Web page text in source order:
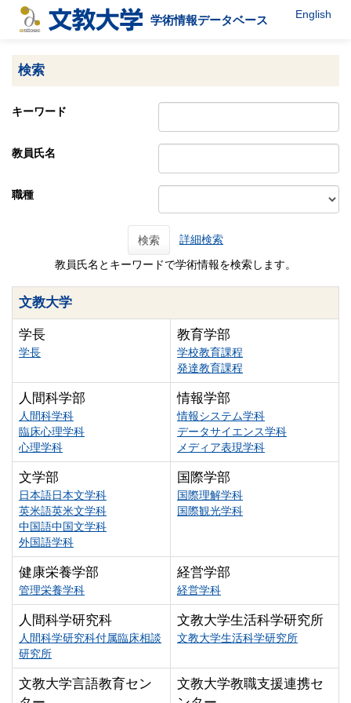
学術情報データベース English
検索
キーワード
教員氏名
職種
検索 詳細検索
教員氏名とキーワードで学術情報を検索します。
文教大学
学長
学長
教育学部
学校教育課程
発達教育課程
人間科学部
人間科学科
臨床心理学科
心理学科
情報学部
情報システム学科
データサイエンス学科
メディア表現学科
文学部
日本語日本文学科
英米語英米文学科
中国語中国文学科
外国語学科
国際学部
国際理解学科
国際観光学科
健康栄養学部
管理栄養学科
経営学部
経営学科
人間科学研究科
人間科学研究科付属臨床相談
研究所
文教大学生活科学研究所
文教大学生活科学研究所
文教大学言語教育セン
文教大学教職支援連携セ